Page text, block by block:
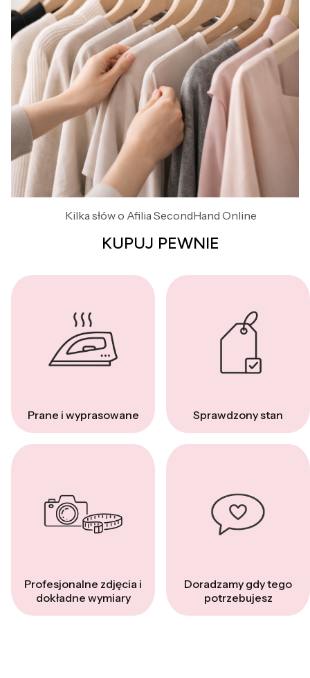
Kilka słów o Afilia SecondHand Online
KUPUJ PEWNIE
Prane i wyprasowane Sprawdzony stan
Profesjonalne zdjęcia i
dokładne wymiary
Doradzamy gdy tego
potrzebujesz